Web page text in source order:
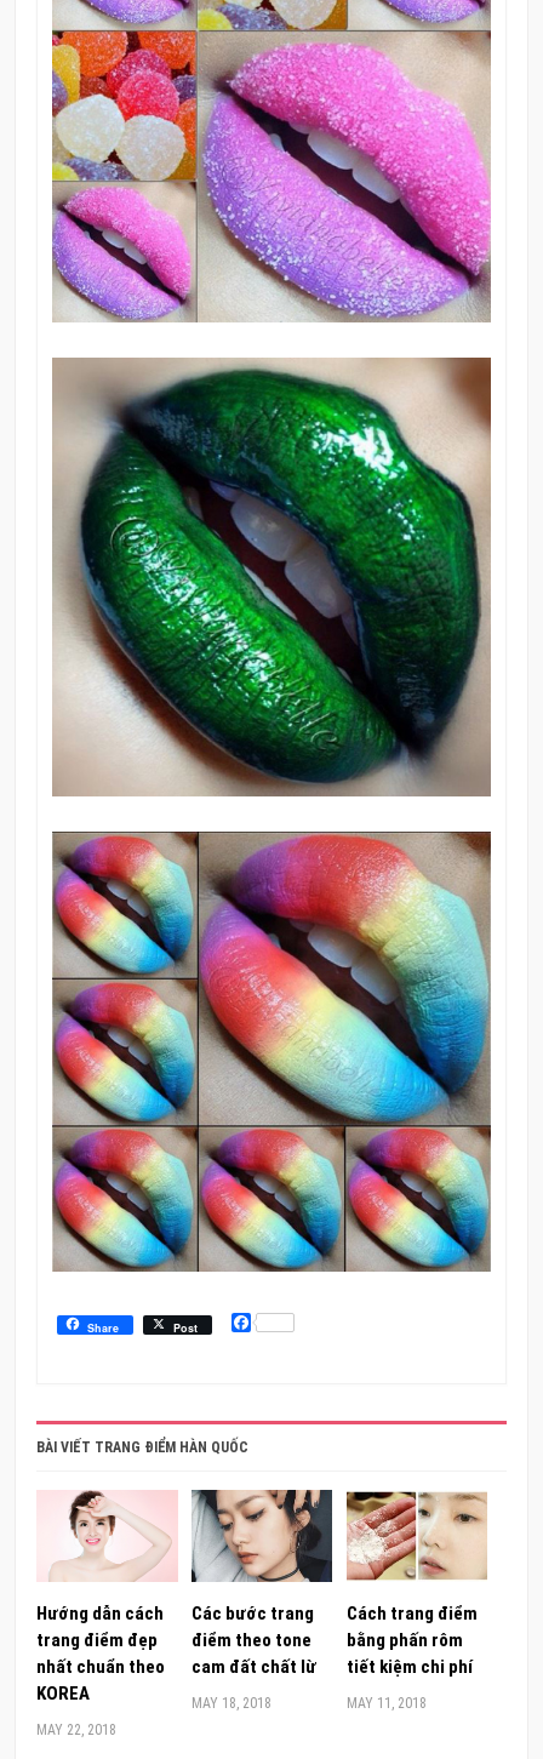
Share Post Facebook
BÀI VIẾT TRANG ĐIỂM HÀN QUỐC
Hướng dẫn cách
trang điểm đẹp
nhất chuẩn theo
KOREA
MAY 22, 2018
Các bước trang
điểm theo tone
cam đất chất lừ
MAY 18, 2018
Cách trang điểm
bằng phấn rôm
tiết kiệm chi phí
MAY 11, 2018